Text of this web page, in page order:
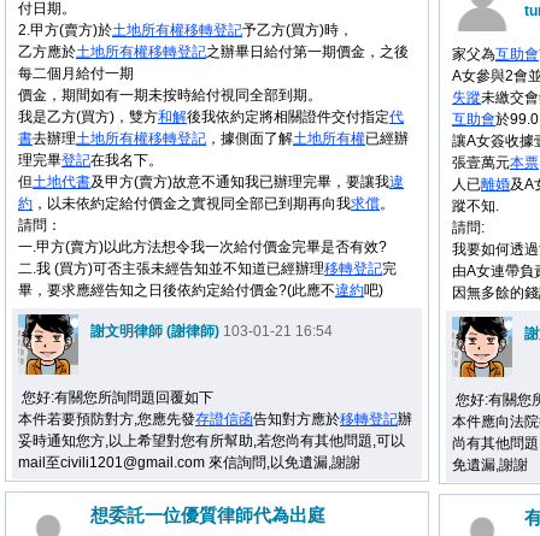
付日期。
2.甲方(賣方)於土地所有權移轉登記予乙方(買方)時，
乙方應於土地所有權移轉登記之辦畢日給付第一期價金，之後
每二個月給付一期
價金，期間如有一期未按時給付視同全部到期。
我是乙方(買方)，雙方和解後我依約定將相關證件交付指定代
書去辦理土地所有權移轉登記 ，據側面了解土地所有權已經辦
理完畢登記在我名下。
但土地代書及甲方(賣方)故意不通知我已辦理完畢，要讓我違
約 ，以未依約定給付價金之實視同全部已到期再向我求償。
請問：
一.甲方(賣方)以此方法想令我一次給付價金完畢是否有效?
二.我 (買方)可否主張未經告知並不知道已經辦理移轉登記完
畢，要求應經告知之日後依約定給付價金?(此應不違約吧)
謝文明律師 (謝律師) 103-01-21 16:54
您好:有關您所詢問題回覆如下
本件若要預防對方,您應先發存證信函告知對方應於移轉登記辦
妥時通知您方,以上希望對您有所幫助,若您尚有其他問題,可以
mail至civili1201@gmail.com 來信詢問,以免遺漏,謝謝
家父為互助會
A女參與2會
失蹤未繳交
互助會於
讓A女簽收據
張壹萬元本票
人已離婚及A
蹤不知.
請問:
我要如何透
由A女連帶負
因無多餘的
您好:有關您
本件應向法
尚有其他問
免遺漏,謝謝
想委託一位優質律師代為出庭